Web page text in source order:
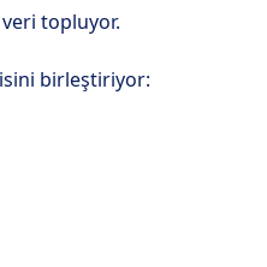
veri topluyor.
birleştiriyor: